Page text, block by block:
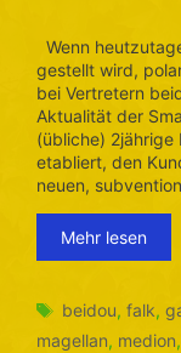
Wenn
gestellt wird,
bei Vertretern
Aktualität der
(übliche)
etabliert, den
neuen,
Mehr lesen
Schlagwörter
beidou,falk,
magellan, medion,